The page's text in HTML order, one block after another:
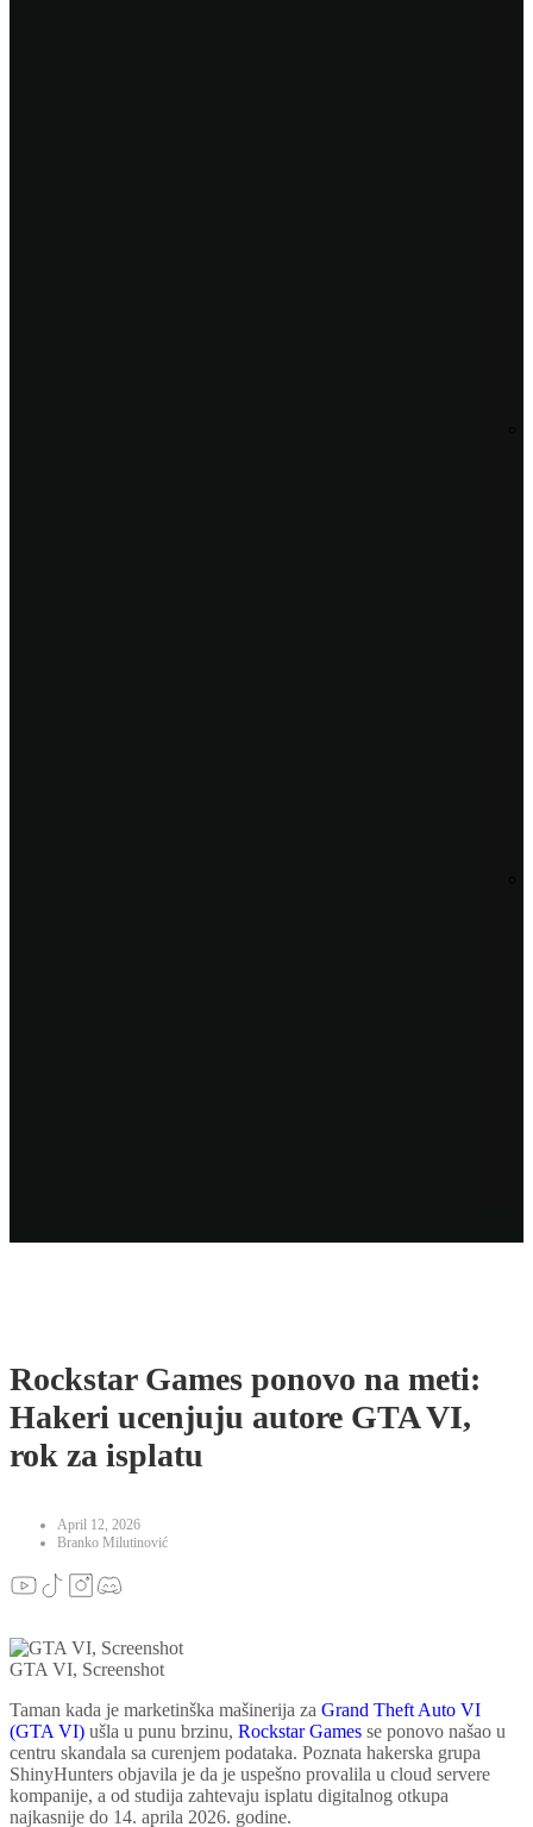
Rockstar Games ponovo na meti:
Hakeri ucenjuju autore GTA VI,
rok za isplatu
April 12, 2026
Branko Milutinović
GTA VI, Screenshot
Taman kada je marketinška mašinerija za Grand Theft Auto VI
(GTA VI) ušla u punu brzinu, Rockstar Games se ponovo našao u
centru skandala sa curenjem podataka. Poznata hakerska grupa
ShinyHunters objavila je da je uspešno provalila u cloud servere
kompanije, a od studija zahtevaju isplatu digitalnog otkupa
najkasnije do 14. aprila 2026. godine.